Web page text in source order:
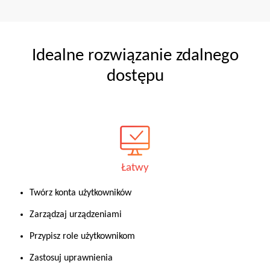
Idealne rozwiązanie zdalnego
dostępu
Łatwy
Twórz konta użytkowników
Zarządzaj urządzeniami
Przypisz role użytkownikom
Zastosuj uprawnienia